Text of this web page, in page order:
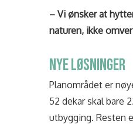
– Vi ønsker at
naturen, ikke
NYE LØSNINGER
Planområdet er
52 dekar skal bare
utbygging. Resten